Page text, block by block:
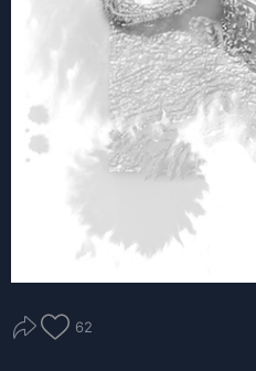
62